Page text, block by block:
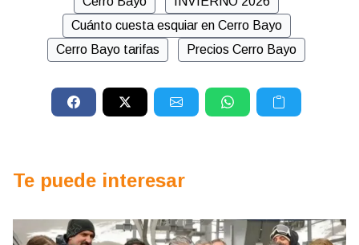
Cuánto cuesta esquiar en Cerro Bayo
Cerro Bayo tarifas
Precios Cerro Bayo
Te puede interesar